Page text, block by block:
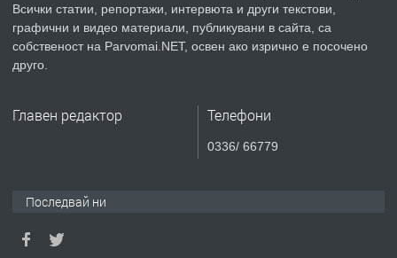
преди 1 година
ПРЕДЛАГА
Продавам апартамент - гр.
Всички статии, репортажи, интервюта и други текстови,
графични и видео материали, публикувани в сайта, са
собственост на Parvomai.NET, освен ако изрично е посочено
друго.
Главен редактор Телефони
0336/ 66779
Последвай ни